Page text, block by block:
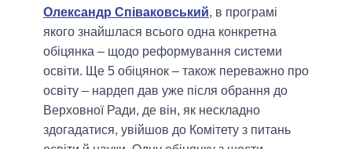
Олександр Співаковський, в програмі
якого знайшлася всього одна конкретна
обіцянка – щодо реформування системи
освіти. Ще 5 обіцянок – також переважно про
освіту – нардеп дав уже після обрання до
Верховної Ради, де він, як нескладно
здогадатися, увійшов до Комітету з питань